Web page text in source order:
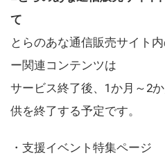
て
とらのあな通信販売サイト
ー関連コンテンツは
サービス終了後、1か月～2
供を終了する予定です。
・支援イベント特集ページ